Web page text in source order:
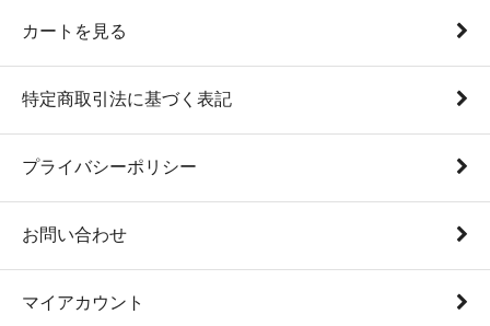
カートを見る
特定商取引法に基づく表記
プライバシーポリシー
お問い合わせ
マイアカウント